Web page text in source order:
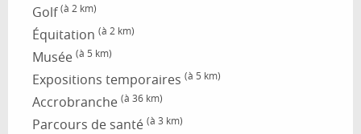
Golf(à 2 km)
Équitation (à 2 km)
Musée (à 5 km)
Expositions temporaires (à 5 km)
Accrobranche (à 36 km)
Parcours de santé (à 3 km)